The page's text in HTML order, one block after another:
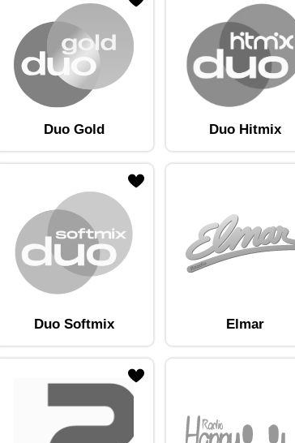
Duo Gold Duo Hitmix
Duo Softmix Elmar
raadiojaam lemmikute hulkaLisa raadiojaam
raadiojaam lemmikute hulkaLisa raadiojaam